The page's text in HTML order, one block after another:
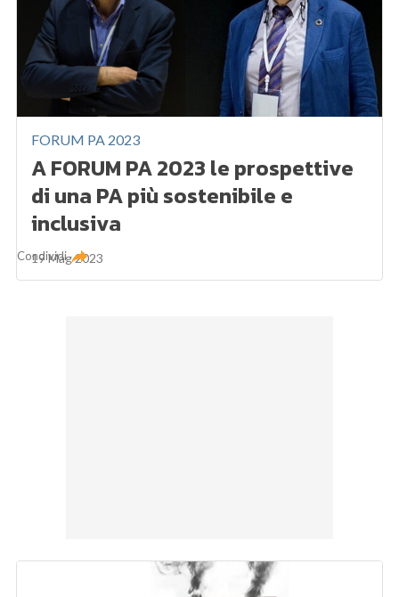
FORUM PA 2023
A FORUM PA 2023 le prospettive
di una PA più sostenibile e
inclusiva
19 Mag 2023
Condividi